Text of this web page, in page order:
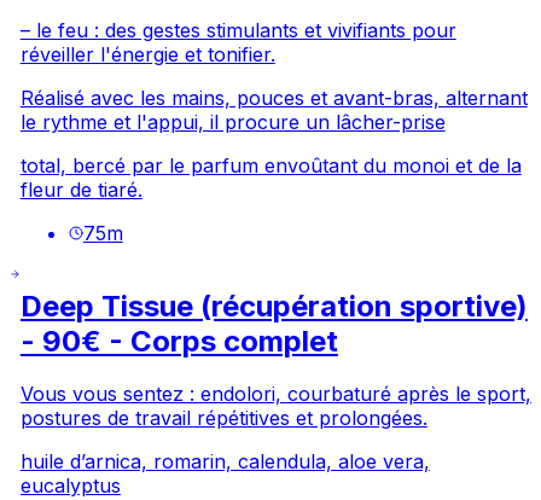
– le feu : des gestes stimulants et vivifiants pour
réveiller l'énergie et tonifier.
Réalisé avec les mains, pouces et avant-bras, alternant
le rythme et l'appui, il procure un lâcher-prise
total, bercé par le parfum envoûtant du monoi et de la
fleur de tiaré.
75m
Deep Tissue (récupération sportive)
- 90€ - Corps complet
Vous vous sentez : endolori, courbaturé après le sport,
postures de travail répétitives et prolongées.
huile d’arnica, romarin, calendula, aloe vera,
eucalyptus